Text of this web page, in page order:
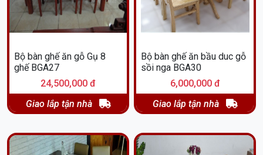
Bộ bàn ghế ăn gỗ Gụ 8
ghế BGA27
24,500,000 đ
Giao lắp tận nhà
Bộ bàn ghế ăn bầu duc gỗ
sồi nga BGA30
6,000,000 đ
Giao lắp tận nhà